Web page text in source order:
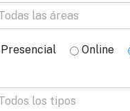
Presencial Online